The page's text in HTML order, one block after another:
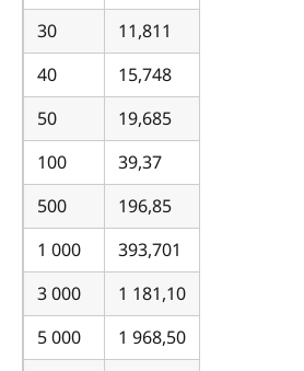
30
11,811
40
15,748
50
19,685
100
39,37
500
196,85
1 000
393,701
3 000
1 181,10
5 000
1 968,50